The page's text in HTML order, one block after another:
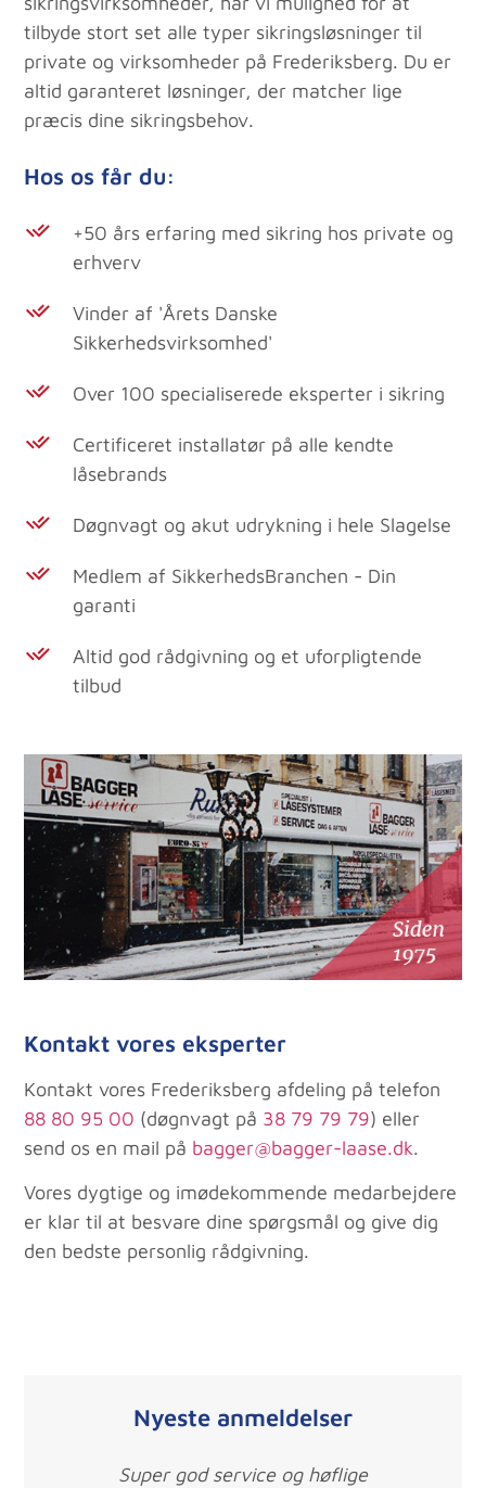
tilbyde stort set alle typer sikringsløsninger til
private og virksomheder på Frederiksberg. Du er
altid garanteret løsninger, der matcher lige
præcis dine sikringsbehov.
Hos os får du:
+50 års erfaring med sikring hos private og
erhverv
Vinder af 'Årets Danske
Sikkerhedsvirksomhed'
Over 100 specialiserede eksperter i sikring
Certificeret installatør på alle kendte
låsebrands
Døgnvagt og akut udrykning i hele Slagelse
Medlem af SikkerhedsBranchen - Din
garanti
Altid god rådgivning og et uforpligtende
tilbud
Kontakt vores eksperter
Kontakt vores Frederiksberg afdeling på telefon
88 80 95 00 (døgnvagt på 38 79 79 79) eller
send os en mail på bagger@bagger-laase.dk.
Vores dygtige og imødekommende medarbejdere
er klar til at besvare dine spørgsmål og give dig
den bedste personlig rådgivning.
Nyeste anmeldelser
Super god service og høflige